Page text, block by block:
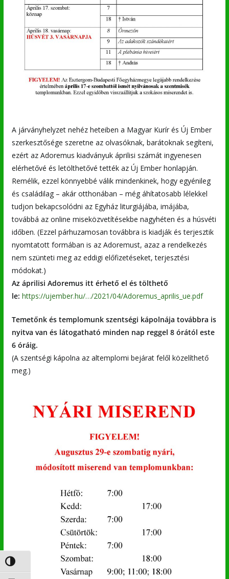
Nagy kontraszt váltása
A járványhelyzet nehéz heteiben a Magyar Kurír és Új Ember
szerkesztősége szeretne az olvasóknak, barátoknak segíteni,
ezért az Adoremus kiadványuk áprilisi számát ingyenesen
elérhetővé és letölthetővé tették az Új Ember honlapján.
Remélik, ezzel könnyebbé válik mindenkinek, hogy egyénileg
és családilag – akár otthonában – még áhítatosabb lélekkel
tudjon bekapcsolódni az Egyház liturgiájába, imájába,
továbbá az online miseközvetítésekbe nagyhéten és a húsvéti
időben. (Ezzel párhuzamosan továbbra is kiadják és terjesztik
nyomtatott formában is az Adoremust, azaz a rendelkezés
nem szünteti meg az eddigi előfizetéseket, terjesztési
módokat.)
Az áprilisi Adoremus itt érhető el és tölthető
le: https://ujember.hu/…/2021/04/Adoremus_aprilis_ue.pdf
Temetőnk és templomunk szentségi kápolnája továbbra is
nyitva van és látogatható minden nap reggel 8 órától este
6 óráig.
(A szentségi kápolna az altemplomi bejárat felől közelíthető
meg.)